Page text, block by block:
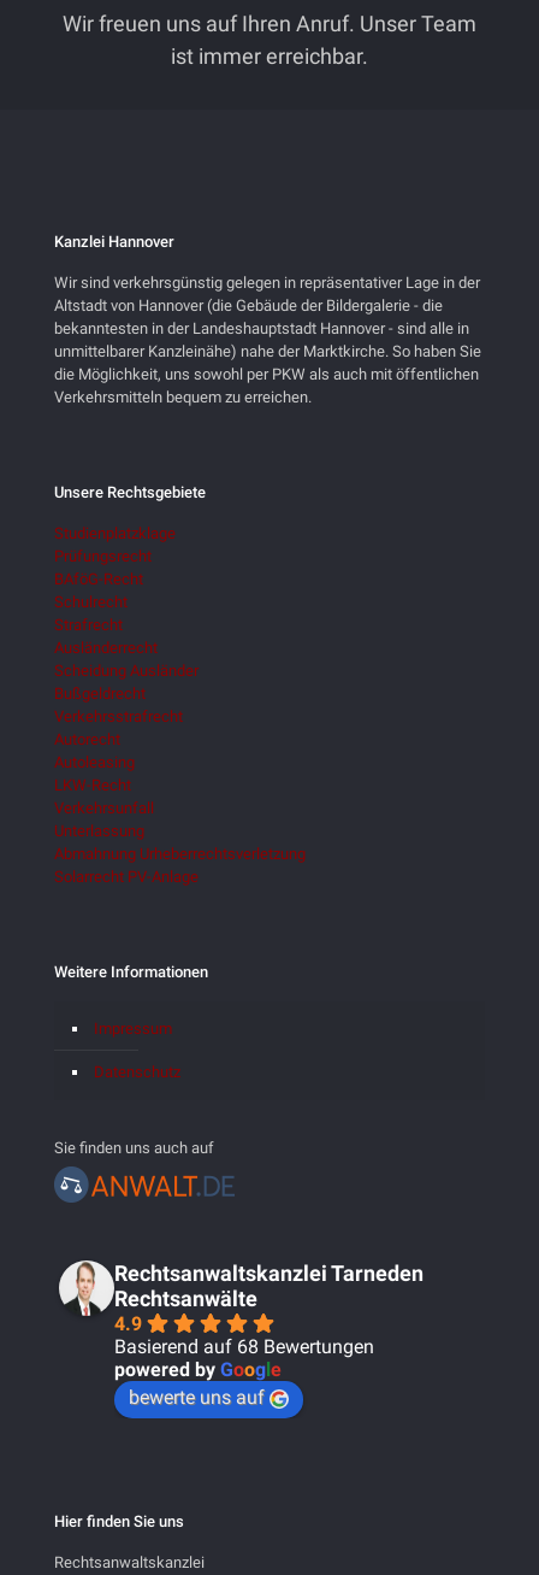
Wir freuen uns auf Ihren Anruf. Unser Team
ist immer erreichbar.
Kanzlei Hannover
Wir sind verkehrsgünstig gelegen in repräsentativer Lage in der
Altstadt von Hannover (die Gebäude der Bildergalerie - die
bekanntesten in der Landeshauptstadt Hannover - sind alle in
unmittelbarer Kanzleinähe) nahe der Marktkirche. So haben Sie
die Möglichkeit, uns sowohl per PKW als auch mit öffentlichen
Verkehrsmitteln bequem zu erreichen.
Unsere Rechtsgebiete
Studienplatzklage
Prüfungsrecht
BAföG-Recht
Schulrecht
Strafrecht
Ausländerrecht
Scheidung Ausländer
Bußgeldrecht
Verkehrsstrafrecht
Autorecht
Autoleasing
LKW-Recht
Verkehrsunfall
Unterlassung
Abmahnung Urheberrechtsverletzung
Solarrecht PV-Anlage
Weitere Informationen
Impressum
Datenschutz
Sie finden uns auch auf
Rechtsanwaltskanzlei Tarneden
Rechtsanwälte
4.9
Basierend auf 68 Bewertungen
powered by Goog e
bewerte uns auf
Hier finden Sie uns
Rechtsanwaltskanzlei